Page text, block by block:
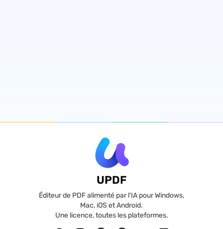
UPDF
Éditeur de PDF alimenté par l'IA pour Windows,
Mac, iOS et Android.
Une licence, toutes les plateformes.